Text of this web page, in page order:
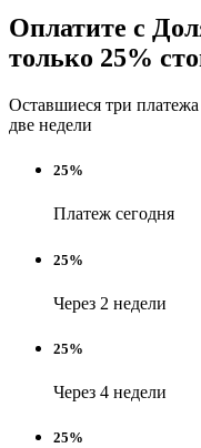
Оплатите с
только 25%
Оставшиеся три
две недели
25%
Платеж сегодня
25%
Через 2 недели
25%
Через 4 недели
25%